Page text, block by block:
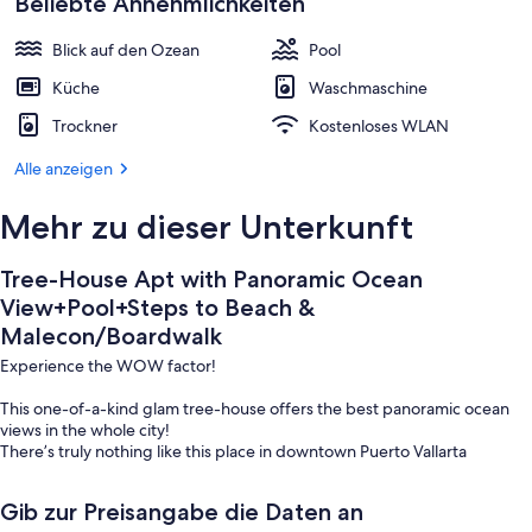
Pool
Blick auf den Ozean
Pool
Küche
Waschmaschine
Trockner
Kostenloses WLAN
Alle anzeigen
Mehr zu dieser Unterkunft
Tree-House Apt with Panoramic Ocean
View+Pool+Steps to Beach &
Malecon/Boardwalk
Experience the WOW factor!
This one-of-a-kind glam tree-house offers the best panoramic ocean
views in the whole city!
There’s truly nothing like this place in downtown Puerto Vallarta
Relax by the pools, BBQs, and outdoor spaces, and marvel at nightly
Gib zur Preisangabe die Daten an